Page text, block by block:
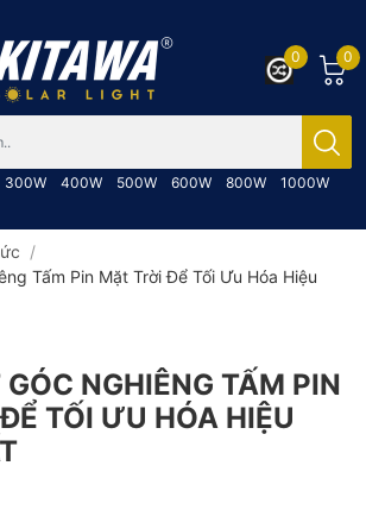
300W 400W 500W 600W 800W 1000W
0
0
/
Tấm Pin Mặt Trời Để Tối Ưu Hóa Hiệu
NGHIÊNG TẤM PIN
TỐI ƯU HÓA HIỆU